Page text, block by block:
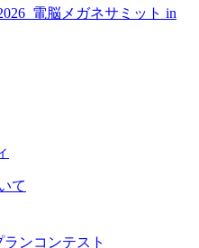
電脳メガネサミット in
て
ンコンテスト